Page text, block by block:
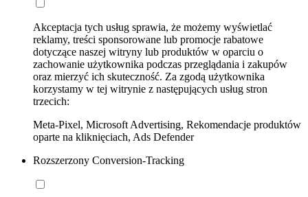
Akceptacja tych usług sprawia, że możemy wyświetlać
reklamy, treści sponsorowane lub promocje rabatowe
dotyczące naszej witryny lub produktów w oparciu o
zachowanie użytkownika podczas przeglądania i zakupów
oraz mierzyć ich skuteczność. Za zgodą użytkownika
korzystamy w tej witrynie z następujących usług stron
trzecich:
Meta-Pixel, Microsoft Advertising, Rekomendacje produktów
oparte na kliknięciach, Ads Defender
Rozszerzony Conversion-Tracking